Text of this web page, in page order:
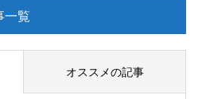
一覧
オススメの記事